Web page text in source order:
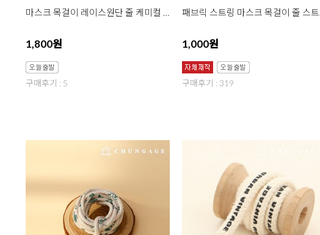
마스크 목걸이 레이스원단 줄 케미컬 064 링지네발 마스크스트랩 만들기 재료 끈 2종
1,800원
구매후기 : 5
1,000원
구매후기 : 319